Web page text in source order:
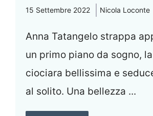
15 Settembre 2022 Nicola Loconte
Anna Tatangelo strappa
un primo piano da sogno,
ciociara bellissima e
al solito. Una bellezza ...